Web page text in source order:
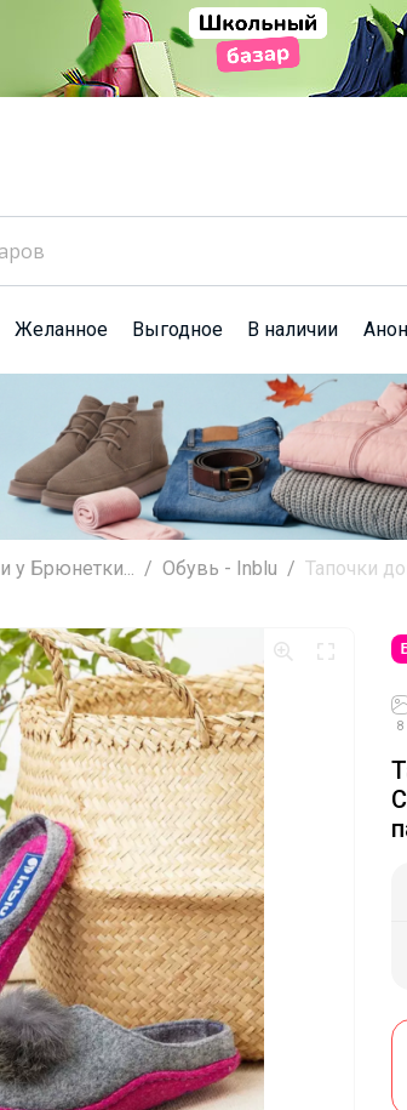
Желанное Выгодное В наличии
у Брюнетки... Обувь - Inblu Тапочки
8